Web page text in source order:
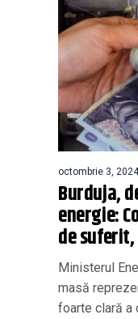
octombrie 3, 2024
Burduja,
energie:
de
Ministerul
masă
foarte clară a